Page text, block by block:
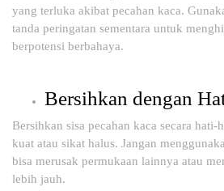
yang terluka akibat pecahan kaca.
tanda peringatan sementara untuk
berpotensi berbahaya.
Bersihkan dengan
Bersihkan sisa pecahan kaca secara
kuat atau sikat halus. Jangan
bisa merusak permukaan lainnya atau
lebih jauh.